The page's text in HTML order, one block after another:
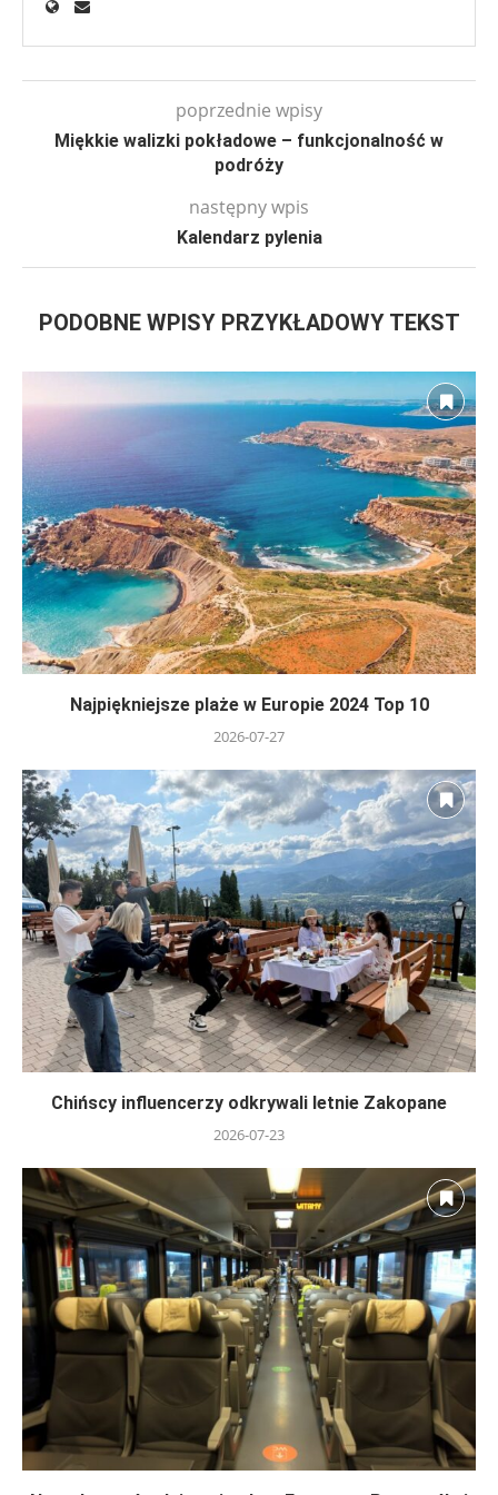
poprzednie wpisy
Miękkie walizki pokładowe – funkcjonalność w
podróży
następny wpis
Kalendarz pylenia
PODOBNE WPISY PRZYKŁADOWY TEKST
Najpiękniejsze plaże w Europie 2024 Top 10
2026-07-27
Chińscy influencerzy odkrywali letnie Zakopane
2026-07-23